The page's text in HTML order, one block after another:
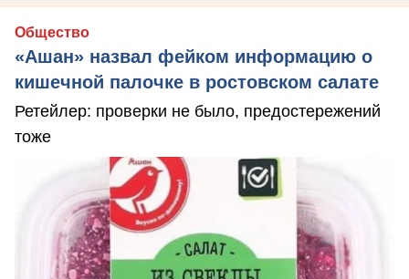
Общество
«Ашан» назвал фейком информацию о
кишечной палочке в ростовском салате
Ретейлер: проверки не было, предостережений
тоже